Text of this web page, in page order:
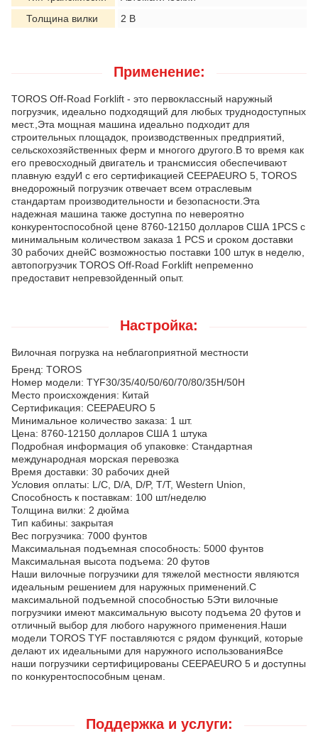
Толщина вилки
2 В
Применение:
TOROS Off-Road Forklift - это первоклассный наружный
погрузчик, идеально подходящий для любых труднодоступных
мест.,Эта мощная машина идеально подходит для
строительных площадок, производственных предприятий,
сельскохозяйственных ферм и многого другого.В то время как
его превосходный двигатель и трансмиссия обеспечивают
плавную ездуИ с его сертификацией CEEPAEURO 5, TOROS
внедорожный погрузчик отвечает всем отраслевым
стандартам производительности и безопасности.Эта
надежная машина также доступна по невероятно
конкурентоспособной цене 8760-12150 долларов США 1PCS с
минимальным количеством заказа 1 PCS и сроком доставки
30 рабочих днейС возможностью поставки 100 штук в неделю,
автопогрузчик TOROS Off-Road Forklift непременно
предоставит непревзойденный опыт.
Настройка:
Вилочная погрузка на неблагоприятной местности
Бренд: TOROS
Номер модели: TYF30/35/40/50/60/70/80/35H/50H
Место происхождения: Китай
Сертификация: CEEPAEURO 5
Минимальное количество заказа: 1 шт.
Цена: 8760-12150 долларов США 1 штука
Подробная информация об упаковке: Стандартная
международная морская перевозка
Время доставки: 30 рабочих дней
Условия оплаты: L/C, D/A, D/P, T/T, Western Union,
Способность к поставкам: 100 шт/неделю
Толщина вилки: 2 дюйма
Тип кабины: закрытая
Вес погрузчика: 7000 фунтов
Максимальная подъемная способность: 5000 фунтов
Максимальная высота подъема: 20 футов
Наши вилочные погрузчики для тяжелой местности являются
идеальным решением для наружных применений.С
максимальной подъемной способностью 5Эти вилочные
погрузчики имеют максимальную высоту подъема 20 футов и
отличный выбор для любого наружного применения.Наши
модели TOROS TYF поставляются с рядом функций, которые
делают их идеальными для наружного использованияВсе
наши погрузчики сертифицированы CEEPAEURO 5 и доступны
по конкурентоспособным ценам.
Поддержка и услуги: